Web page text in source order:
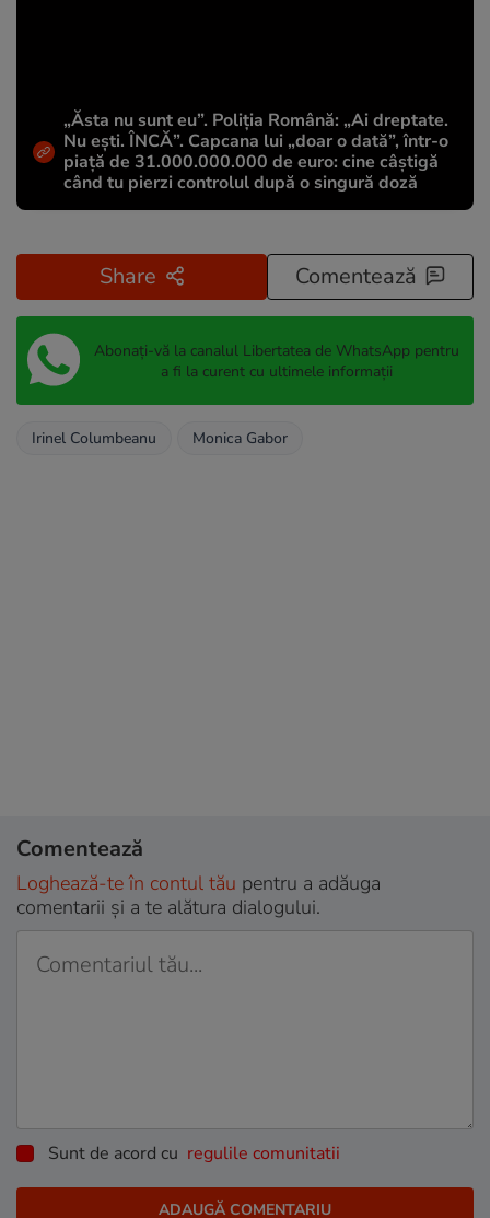
„Ăsta nu sunt eu”. Poliția Română: „Ai dreptate.
Nu ești. ÎNCĂ”. Capcana lui „doar o dată”, într-o
piață de 31.000.000.000 de euro: cine câștigă
când tu pierzi controlul după o singură doză
Share Comentează
Abonați-vă la canalul Libertatea de WhatsApp pentru
a fi la curent cu ultimele informații
Irinel Columbeanu Monica Gabor
Comentează
Loghează-te în contul tău pentru a adăuga
comentarii și a te alătura dialogului.
Sunt de acord cu regulile comunitatii